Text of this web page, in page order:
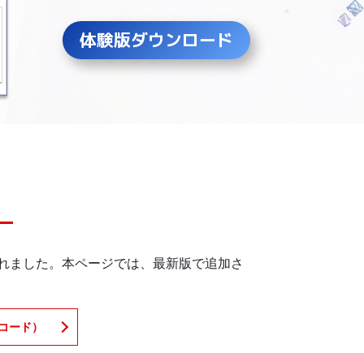
体験版ダウンロード
した。本ページでは、最新版で追加さ
ード）